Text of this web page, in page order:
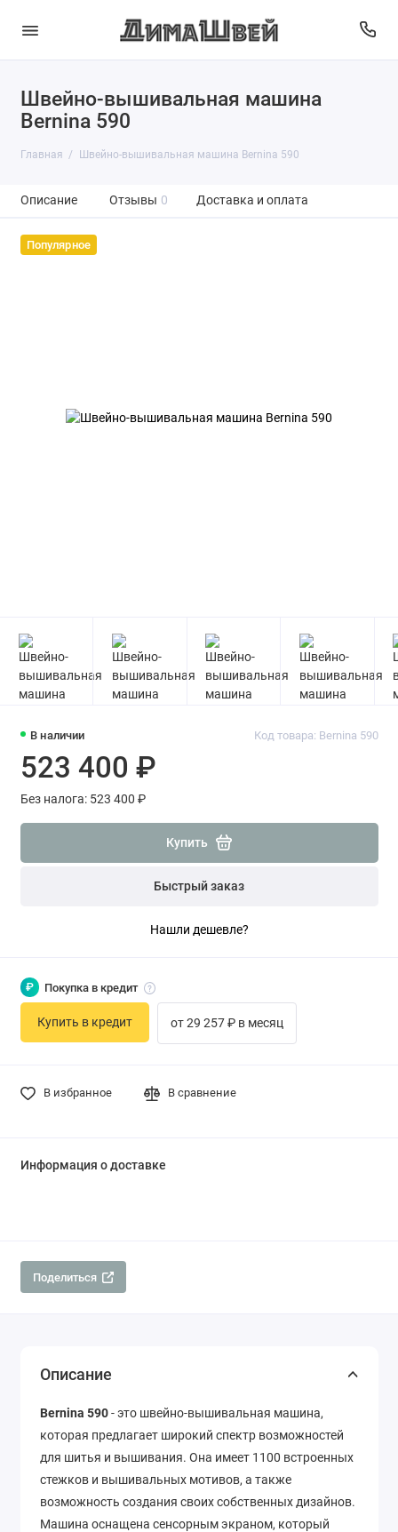
Швейно-вышивальная машина
Bernina 590
Главная Швейно-вышивальная машина Bernina 590
Описание Отзывы 0 Доставка и оплата
Популярное
В наличии Код товара: Bernina 590
523 400 ₽
Без налога: 523 400 ₽
Купить
Быстрый заказ
Нашли дешевле?
В избранное В сравнение
₽ Покупка в кредит
Купить в кредит от 29 257 ₽ в месяц
Информация о доставке
Поделиться
Описание
Bernina 590- это швейно-вышивальная машина,
которая предлагает широкий спектр возможностей
для шитья и вышивания. Она имеет 1100 встроенных
стежков и вышивальных мотивов, а также
возможность создания своих собственных дизайнов.
Машина оснащена сенсорным экраном, который